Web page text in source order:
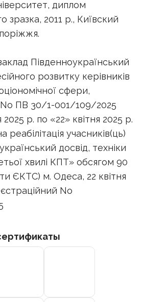
диплом
зразка, 2011 р., Київский
Південноукраїнський
розвитку керівників
сфери,
ПВ 30/1-001/109/2025
р. по «22» квітня 2025 р.
реабілітація учасників(ць)
досвід, техніки
хвилі КПТ» обсягом 90
ЄКТС) м. Одеса, 22 квітня
No